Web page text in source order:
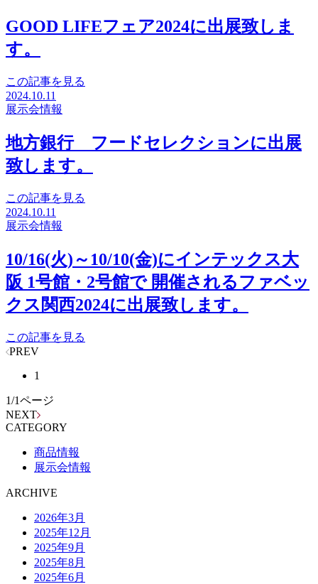
GOOD LIFEフェア2024に出展致しま
す。
この記事を見る
2024.10.11
展示会情報
地方銀行 フードセレクションに出展
致します。
この記事を見る
2024.10.11
展示会情報
10/16(火)～10/10(金)にインテックス大
阪 1号館・2号館で 開催されるファベッ
クス関西2024に出展致します。
この記事を見る
PREV
1
1/1ページ
NEXT
CATEGORY
商品情報
展示会情報
ARCHIVE
2026年3月
2025年12月
2025年9月
2025年8月
2025年6月